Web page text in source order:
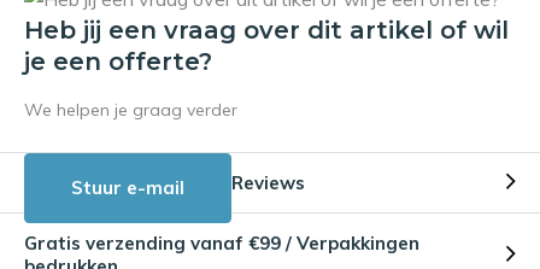
Heb jij een vraag over dit artikel of wil
je een offerte?
We helpen je graag verder
Stuur e-mail Reviews
Gratis verzending vanaf €99 / Verpakkingen